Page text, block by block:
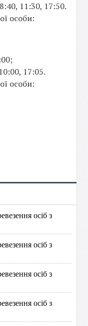
11:30, 17:50.
особи:
17:05.
особи:
осіб з
осіб з
осіб з
осіб з